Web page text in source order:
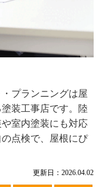
更新日：2026.04.02
プランニングは屋
装工事店です。陸
室内塗装にも対応
点検で、屋根にぴ